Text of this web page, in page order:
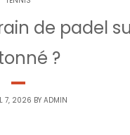
de padel
?
7, 2026 BY ADMIN